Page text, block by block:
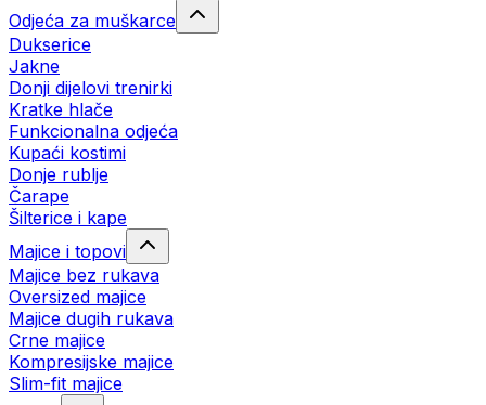
Odjeća za muškarce
Dukserice
Jakne
Donji dijelovi trenirki
Kratke hlače
Funkcionalna odjeća
Kupaći kostimi
Donje rublje
Čarape
Šilterice i kape
Majice i topovi
Majice bez rukava
Oversized majice
Majice dugih rukava
Crne majice
Kompresijske majice
Slim-fit majice